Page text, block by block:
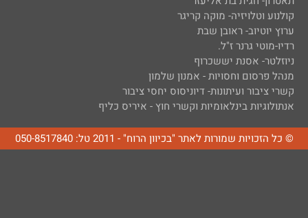
קולנוע וטלויזיה- מוקה קריגר
ערוץ יוטיוב- ראובן שבת
רדיו-מוטי גרנר ז"ל.
ניוזלטר- אסנת יששכרוף
מנהל פרסום וחסויות - אמנון שלמון
קשרי ציבור ועיתונות- דיוניסוס יחסי ציבור
אנתולוגיות בינלאומיות וקשרי חוץ - איריס כליף
© כל הזכויות שמורות לאתר "בכיוון הרוח" - 2011 טל: 050-8517840